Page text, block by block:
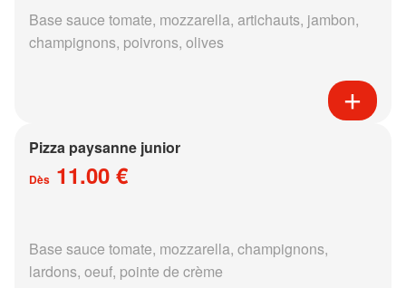
Base sauce tomate, mozzarella, artichauts, jambon,
champignons, poivrons, olives
Pizza paysanne junior
Dès 11.00 €
Base sauce tomate, mozzarella, champignons,
lardons, oeuf, pointe de crème